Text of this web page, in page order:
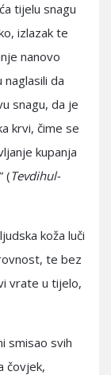
tijelu snagu
izlazak te
nanovo
da
snagu, da je
krvi, čime se
kupanja
(Tevdihul-
koža luči
te bez
vrate u tijelo,
smisao svih
čovjek,